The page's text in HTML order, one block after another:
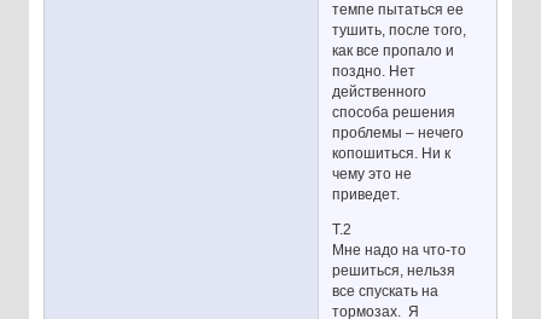
темпе пытаться ее
тушить, после того,
как все пропало и
поздно. Нет
действенного
способа решения
проблемы – нечего
копошиться. Ни к
чему это не
приведет.
Т.2
Мне надо на что-то
решиться, нельзя
все спускать на
тормозах. Я